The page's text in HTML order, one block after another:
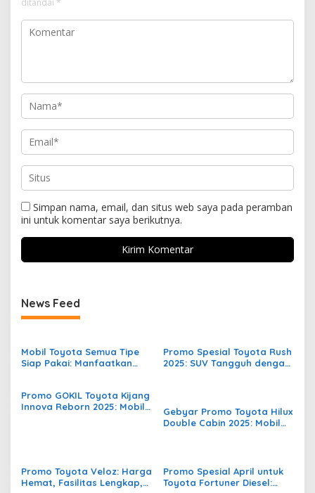
ditandai *
Simpan nama, email, dan situs web saya pada peramban
ini untuk komentar saya berikutnya.
News Feed
Mobil Toyota Semua Tipe
Siap Pakai: Manfaatkan
Promo Spesial Toyota Rush
2025: SUV Tangguh dengan
Promo GOKIL Toyota Kijang
Innova Reborn 2025: Mobil
Gebyar Promo Toyota Hilux
Double Cabin 2025: Mobil
Promo Toyota Veloz: Harga
Hemat, Fasilitas Lengkap,
Promo Spesial April untuk
Toyota Fortuner Diesel: